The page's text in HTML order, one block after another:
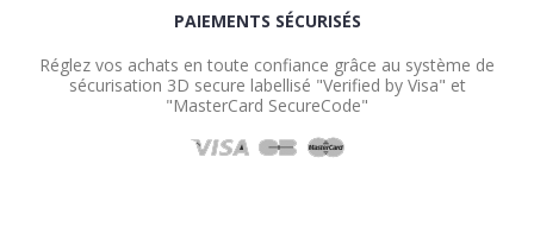
PAIEMENTS SÉCURISÉS
Réglez vos achats en toute confiance grâce au système de
sécurisation 3D secure labellisé "Verified by Visa" et
"MasterCard SecureCode"